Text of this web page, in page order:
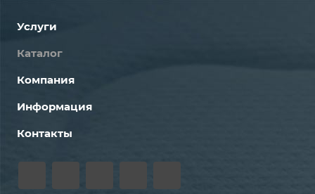
Услуги
Каталог
Компания
Информация
Контакты